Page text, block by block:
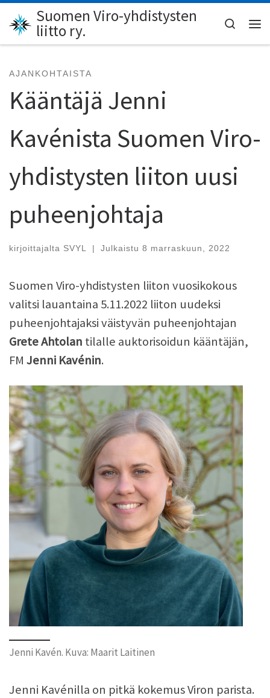
Skip to content
Suomen Viro-yhdistysten
liitto ry.
Search
AJANKOHTAISTA
Kääntäjä Jenni
Kavénista Suomen Viro-
yhdistysten liiton uusi
puheenjohtaja
kirjoittajalta SVYL | Julkaistu 8 marraskuun, 2022
Suomen Viro-yhdistysten liiton vuosikokous
valitsi lauantaina 5.11.2022 liiton uudeksi
puheenjohtajaksi väistyvän puheenjohtajan
Grete Ahtolan tilalle auktorisoidun kääntäjän,
FM Jenni Kavénin.
Jenni Kavén. Kuva: Maarit Laitinen
Jenni Kavénilla on pitkä kokemus Viron parista.